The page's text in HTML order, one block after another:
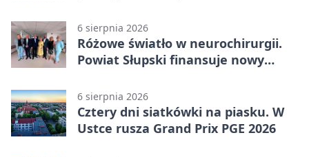
6 sierpnia 2026
Różowe światło w neurochirurgii.
Powiat Słupski finansuje nowy
6 sierpnia 2026
Cztery dni siatkówki na piasku. W
Ustce rusza Grand Prix PGE 2026